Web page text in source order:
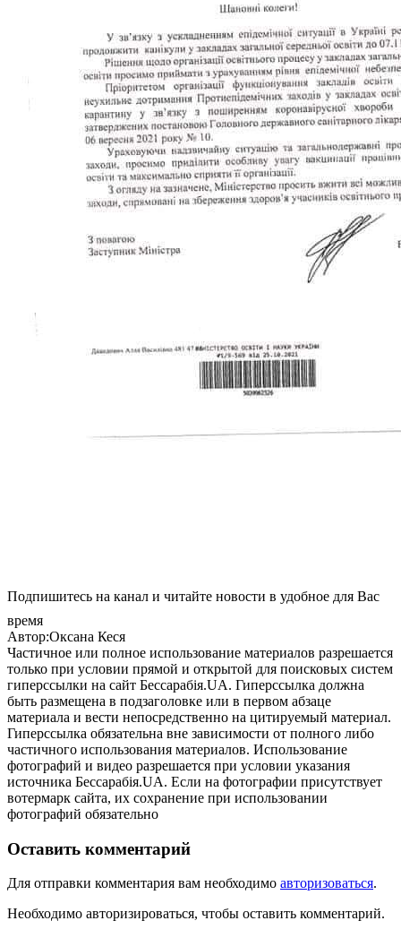
Подпишитесь на канал и читайте новости в удобное для Вас
время
Автор:Оксана Кеся
Частичное или полное использование материалов разрешается
только при условии прямой и открытой для поисковых систем
гиперссылки на сайт Бессарабія.UA. Гиперссылка должна
быть размещена в подзаголовке или в первом абзаце
материала и вести непосредственно на цитируемый материал.
Гиперссылка обязательна вне зависимости от полного либо
частичного использования материалов. Использование
фотографий и видео разрешается при условии указания
источника Бессарабія.UA. Если на фотографии присутствует
вотермарк сайта, их сохранение при использовании
фотографий обязательно
Оставить комментарий
Для отправки комментария вам необходимо авторизоваться.
Необходимо авторизироваться, чтобы оставить комментарий.